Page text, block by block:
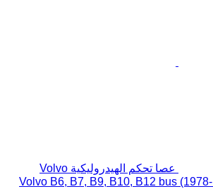
عصا تحكم الهيدروليكية Volvo
21093503 لـ الباصات Volvo B6, B7, B9, B10, B12 bus (1978-